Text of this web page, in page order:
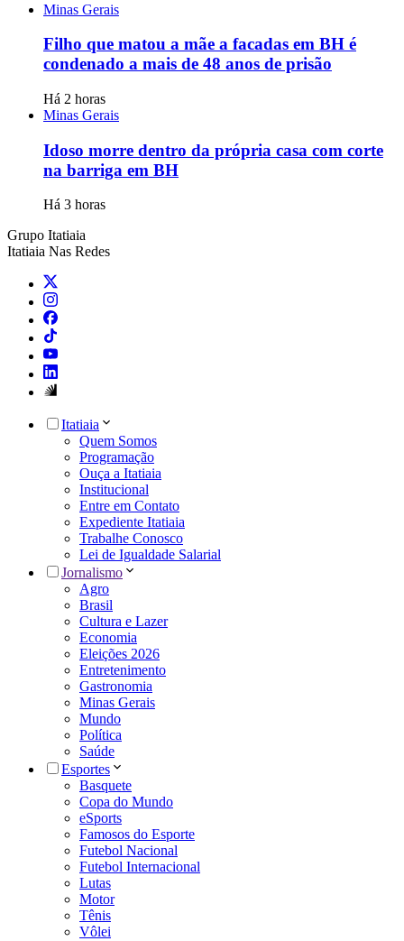
Minas Gerais
Filho que matou a mãe a facadas em BH é
condenado a mais de 48 anos de prisão
Há 2 horas
Minas Gerais
Idoso morre dentro da própria casa com corte
na barriga em BH
Há 3 horas
Grupo Itatiaia
Itatiaia Nas Redes
Itatiaia
Quem Somos
Programação
Ouça a Itatiaia
Institucional
Entre em Contato
Expediente Itatiaia
Trabalhe Conosco
Lei de Igualdade Salarial
Jornalismo
Agro
Brasil
Cultura e Lazer
Economia
Eleições 2026
Entretenimento
Gastronomia
Minas Gerais
Mundo
Política
Saúde
Esportes
Basquete
Copa do Mundo
eSports
Famosos do Esporte
Futebol Nacional
Futebol Internacional
Lutas
Motor
Tênis
Vôlei